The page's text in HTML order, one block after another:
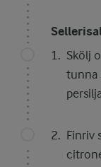
Skölj
tunna
Finriv